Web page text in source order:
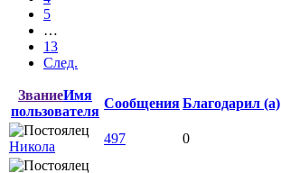
5
…
13
След.
ЗваниеИмя
пользователя
СообщенияБлагодарил (а)
Никола
497 0